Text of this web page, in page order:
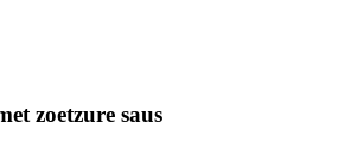
zoetzure saus